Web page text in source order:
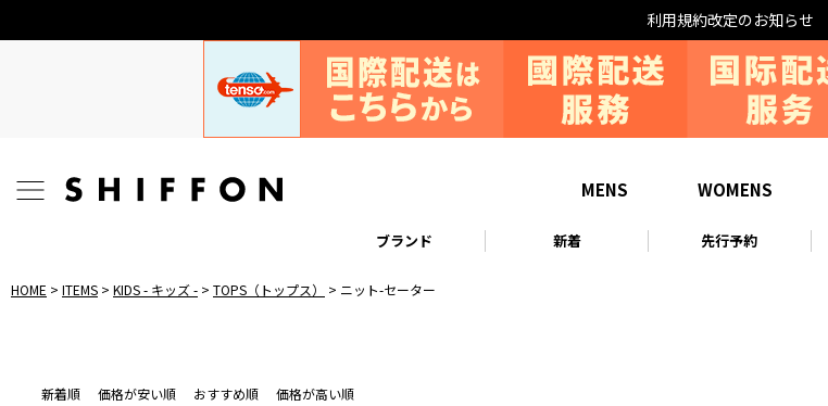
利用規約改定のお知らせ
MENS WOMENS
ブランド 新着 先行予約
HOME ITEMS KIDS - キッズ - TOPS（トップス） ニット-セーター
新着順 価格が安い順 おすすめ順 価格が高い順